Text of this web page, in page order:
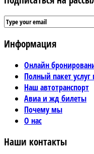
Информация
Онлайн
Полный пакет
Наш автотранспорт
Авиа и жд билеты
Почему мы
О нас
Наши контакты